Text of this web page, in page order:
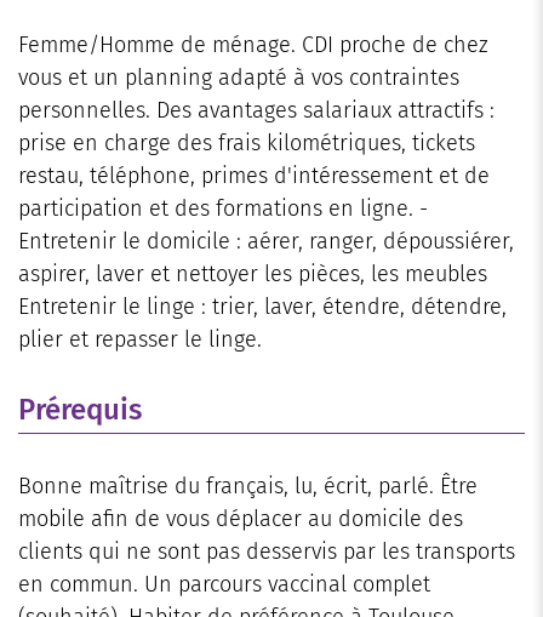
Femme/Homme de ménage. CDI proche de chez
vous et un planning adapté à vos contraintes
personnelles. Des avantages salariaux attractifs :
prise en charge des frais kilométriques, tickets
restau, téléphone, primes d'intéressement et de
participation et des formations en ligne. -
Entretenir le domicile : aérer, ranger, dépoussiérer,
aspirer, laver et nettoyer les pièces, les meubles
Entretenir le linge : trier, laver, étendre, détendre,
plier et repasser le linge.
Prérequis
Bonne maîtrise du français, lu, écrit, parlé. Être
mobile afin de vous déplacer au domicile des
clients qui ne sont pas desservis par les transports
en commun. Un parcours vaccinal complet